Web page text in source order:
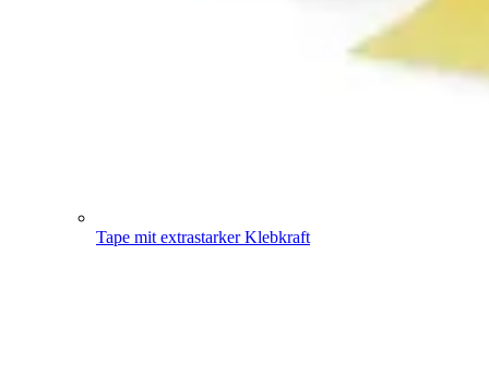
Tape mit extrastarker Klebkraft